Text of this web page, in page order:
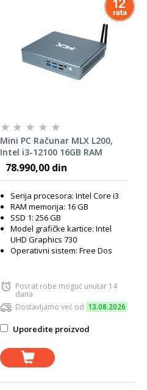
Mini PC Računar MLX L200,
Intel i3-12100 16GB RAM
256GB SSD M.2 NVMe
78.990,00 din
Serija procesora: Intel Core i3
RAM memorija: 16 GB
SSD 1: 256 GB
Model grafičke kartice: Intel
UHD Graphics 730
Operativni sistem: Free Dos
Povrat robe moguć unutar 14
dana
Dostavljamo već od 13.08.2026
Uporedite proizvod